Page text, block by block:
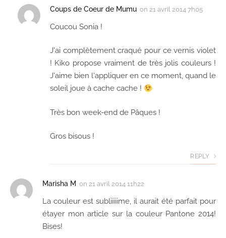
Coups de Coeur de Mumu on 21 avril 2014 7h05
Coucou Sonia !
J'ai complètement craqué pour ce vernis violet
! Kiko propose vraiment de très jolis couleurs !
J'aime bien l'appliquer en ce moment, quand le
soleil joue à cache cache !
Très bon week-end de Pâques !
Gros bisous !
REPLY
Marisha M on 21 avril 2014 11h22
La couleur est subliiiiime, il aurait été parfait pour
étayer mon article sur la couleur Pantone 2014!
Bises!